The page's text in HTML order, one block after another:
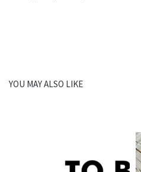
YOU MAY ALSO LIKE